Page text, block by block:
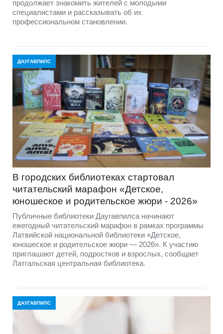
продолжает знакомить жителей с молодыми
специалистами и рассказывать об их
профессиональном становлении.
ДАУГАВПИЛС
В городских библиотеках стартовал
читательский марафон «Детское,
юношеское и родительское жюри - 2026»
Публичные библиотеки Даугавпилса начинают
ежегодный читательский марафон в рамках программы
Латвийской национальной библиотеки «Детское,
юношеское и родительское жюри — 2026». К участию
приглашают детей, подростков и взрослых, сообщает
Латгальская центральная библиотека.
ДАУГАВПИЛС